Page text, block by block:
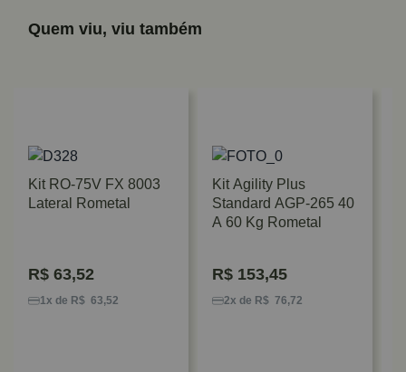
Quem viu, viu também
Kit RO-75V FX 8003
Lateral Rometal
R$ 63,52
1x de R$ 63,52
Kit Agility Plus
Standard AGP-265 40
A 60 Kg Rometal
R$ 153,45
2x de R$ 76,72